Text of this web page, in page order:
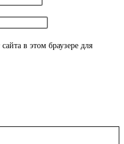
в этом браузере для